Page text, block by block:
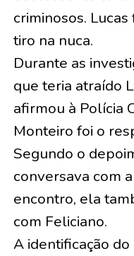
criminosos.
tiro na nuca.
Durante as
que teria atraído
afirmou à Polícia
Monteiro foi o
Segundo o
conversava com
encontro, ela
com Feliciano.
A identificação